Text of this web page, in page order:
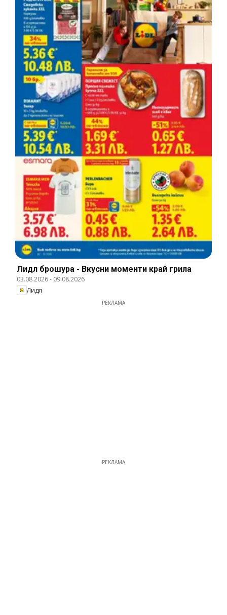
Лидл брошура - Вкусни моменти край грила
03.08.2026- 09.08.2026
Лидл
РЕКЛАМА
РЕКЛАМА